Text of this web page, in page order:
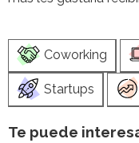
Coworking
Startups
Te puede